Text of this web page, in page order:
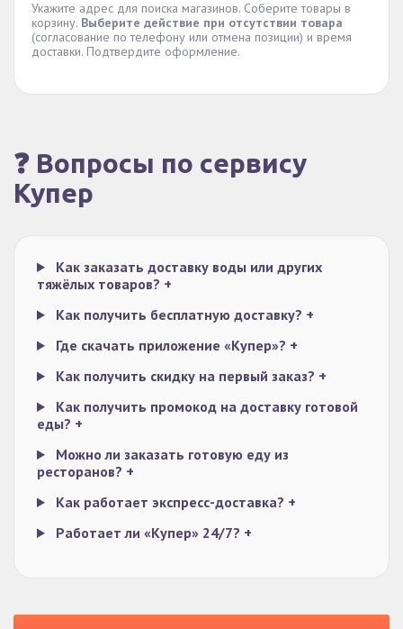
Укажите адрес для поиска магазинов. Соберите товары в
корзину. Выберите действие при отсутствии товара
(согласование по телефону или отмена позиции) и время
доставки. Подтвердите оформление.
❓ Вопросы по сервису
Купер
Как заказать доставку воды или других
тяжёлых товаров? +
Как получить бесплатную доставку? +
Где скачать приложение «Купер»? +
Как получить скидку на первый заказ? +
Как получить промокод на доставку готовой
еды? +
Можно ли заказать готовую еду из
ресторанов? +
Как работает экспресс-доставка? +
Работает ли «Купер» 24/7? +